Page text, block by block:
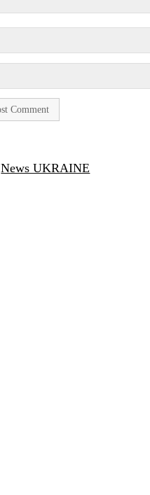
News UKRAINE